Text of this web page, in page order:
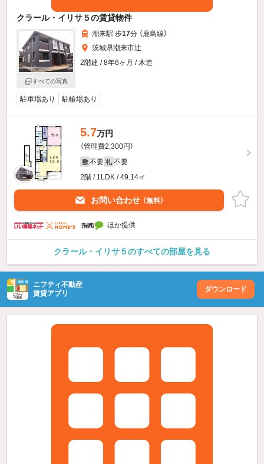
クラール・イリサ５の賃貸物件
すべての写真
潮来駅 歩17分 （鹿島線）
茨城県潮来市辻
2階建 / 8年6ヶ月 / 木造
駐車場あり 駐輪場あり
5.7万円
（管理費2,300円）
敷 不要 礼 不要
2階 / 1LDK / 49.14㎡
お問い合わせ （無料）
ほか提供
クラール・イリサ５のすべての部屋を見る
ニフティ不動産
賃貸アプリ
ダウンロード